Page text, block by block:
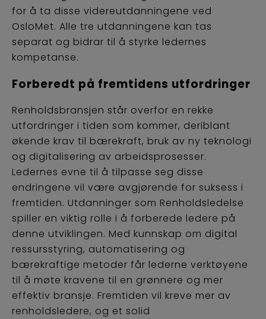
for å ta disse videreutdanningene ved
OsloMet. Alle tre utdanningene kan tas
separat og bidrar til å styrke ledernes
kompetanse.
Forberedt på fremtidens utfordringer
Renholdsbransjen står overfor en rekke
utfordringer i tiden som kommer, deriblant
økende krav til bærekraft, bruk av ny teknologi
og digitalisering av arbeidsprosesser.
Ledernes evne til å tilpasse seg disse
endringene vil være avgjørende for suksess i
fremtiden. Utdanninger som Renholdsledelse
spiller en viktig rolle i å forberede ledere på
denne utviklingen. Med kunnskap om digital
ressursstyring, automatisering og
bærekraftige metoder får lederne verktøyene
til å møte kravene til en grønnere og mer
effektiv bransje. Fremtiden vil kreve mer av
renholdsledere, og et solid